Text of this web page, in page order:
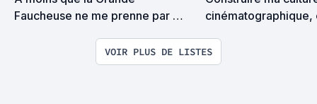
Faucheuse ne me prenne par
cinématographique,
VOIR PLUS DE LISTES